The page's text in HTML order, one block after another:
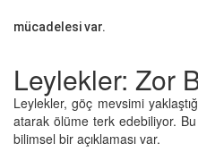
mücadelesi var.
Leylekler: Zor
Leylekler, göç mevsimi
atarak ölüme terk edebiliyor. Bu
bilimsel bir açıklaması var.